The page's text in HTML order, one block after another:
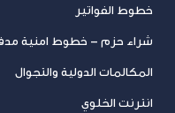
خطوط الفواتير
شراء حزم – خطوط امنية
المكالمات الدولية والتجوال
انترنت الخلوي